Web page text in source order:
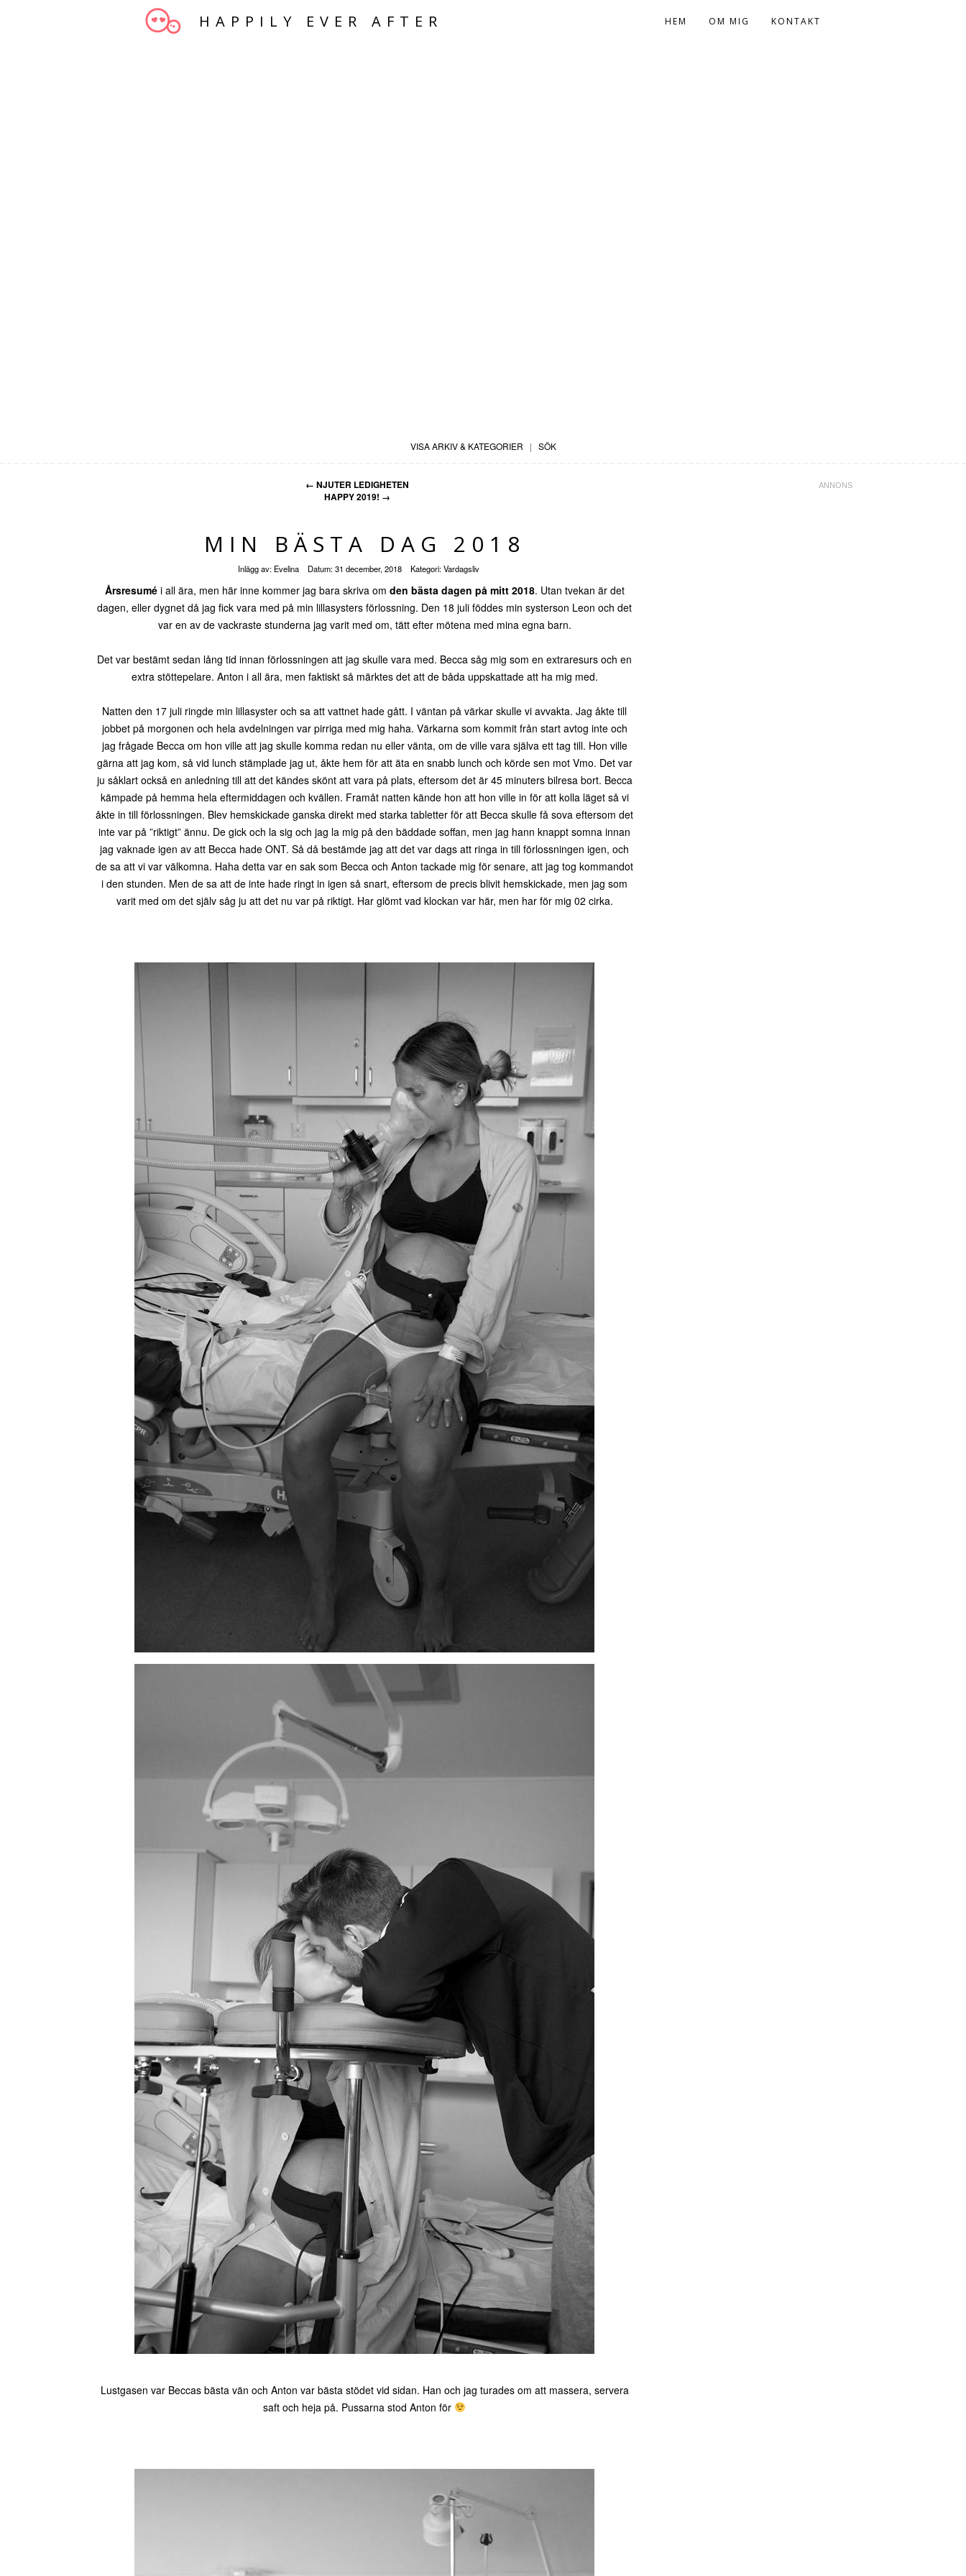
HAPPILY EVER AFTER HEM OM MIG KONTAKT
VISA ARKIV & KATEGORIER | SÖK
← NJUTER LEDIGHETEN
HAPPY 2019! →
MIN BÄSTA DAG 2018
Inlägg av: Evelina Datum:31 december, 2018 Kategori:Vardagsliv
Årsresuméi all ära, men här inne kommer jag bara skriva om den bästa dagen på mitt 2018. Utan tvekan är det
dagen, eller dygnet då jag fick vara med på min lillasysters förlossning. Den 18 juli föddes min systerson Leon och det
var en av de vackraste stunderna jag varit med om, tätt efter mötena med mina egna barn.
Det var bestämt sedan lång tid innan förlossningen att jag skulle vara med. Becca såg mig som en extraresurs och en
extra stöttepelare. Anton i all ära, men faktiskt så märktes det att de båda uppskattade att ha mig med.
Natten den 17 juli ringde min lillasyster och sa att vattnet hade gått. I väntan på värkar skulle vi avvakta. Jag åkte till
jobbet på morgonen och hela avdelningen var pirriga med mig haha. Värkarna som kommit från start avtog inte och
jag frågade Becca om hon ville att jag skulle komma redan nu eller vänta, om de ville vara själva ett tag till. Hon ville
gärna att jag kom, så vid lunch stämplade jag ut, åkte hem för att äta en snabb lunch och körde sen mot Vmo. Det var
ju såklart också en anledning till att det kändes skönt att vara på plats, eftersom det är 45 minuters bilresa bort. Becca
kämpade på hemma hela eftermiddagen och kvällen. Framåt natten kände hon att hon ville in för att kolla läget så vi
åkte in till förlossningen. Blev hemskickade ganska direkt med starka tabletter för att Becca skulle få sova eftersom det
inte var på ”riktigt” ännu. De gick och la sig och jag la mig på den bäddade soffan, men jag hann knappt somna innan
jag vaknade igen av att Becca hade ONT. Så då bestämde jag att det var dags att ringa in till förlossningen igen, och
de sa att vi var välkomna. Haha detta var en sak som Becca och Anton tackade mig för senare, att jag tog kommandot
i den stunden. Men de sa att de inte hade ringt in igen så snart, eftersom de precis blivit hemskickade, men jag som
varit med om det själv såg ju att det nu var på riktigt. Har glömt vad klockan var här, men har för mig 02 cirka.
Lustgasen var Beccas bästa vän och Anton var bästa stödet vid sidan. Han och jag turades om att massera, servera
saft och heja på. Pussarna stod Anton för